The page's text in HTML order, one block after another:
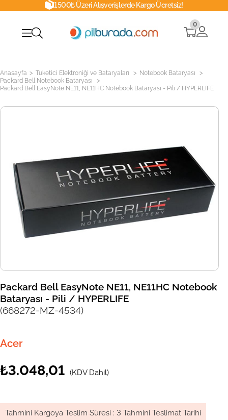
1500₺ Üzeri Alışverişlerde Kargo Ücretsiz!
0
Anasayfa > Tüketici Elektroniği ve Bataryaları > Notebook Bataryası >
Packard Bell Notebook Bataryası >
Packard Bell EasyNote NE11, NE11HC Notebook Bataryası - Pili / HYPERLIFE
Packard Bell EasyNote NE11, NE11HC Notebook
Bataryası - Pili / HYPERLIFE
(668272-MZ-4534)
Acer
₺3.048,01 (KDV Dahil)
Tahmini Kargoya Teslim Süresi : 3 Tahmini Teslimat Tarihi